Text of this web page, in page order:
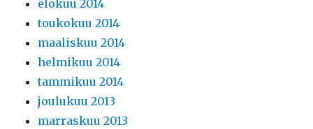
elokuu 2014
toukokuu 2014
maaliskuu 2014
helmikuu 2014
tammikuu 2014
joulukuu 2013
marraskuu 2013